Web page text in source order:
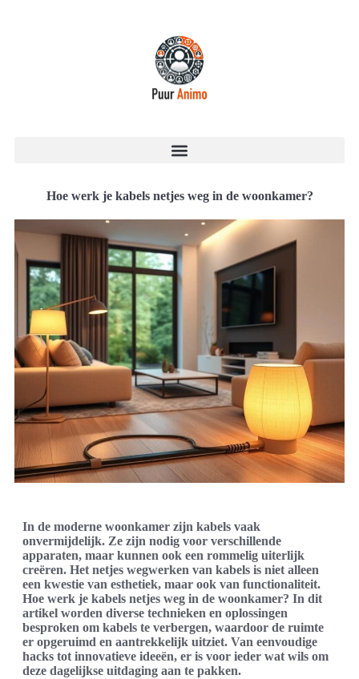
Hoe werk je kabels netjes weg in de woonkamer?
In de moderne woonkamer zijn kabels vaak
onvermijdelijk. Ze zijn nodig voor verschillende
apparaten, maar kunnen ook een rommelig uiterlijk
creëren. Het netjes wegwerken van kabels is niet alleen
een kwestie van esthetiek, maar ook van functionaliteit.
Hoe werk je kabels netjes weg in de woonkamer? In dit
artikel worden diverse technieken en oplossingen
besproken om kabels te verbergen, waardoor de ruimte
er opgeruimd en aantrekkelijk uitziet. Van eenvoudige
hacks tot innovatieve ideeën, er is voor ieder wat wils om
deze dagelijkse uitdaging aan te pakken.